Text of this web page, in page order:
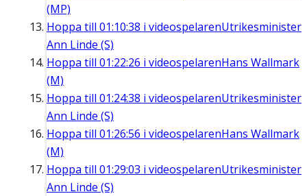
(MP)
Hoppa till 01:10:38 i videospelarenUtrikesminister
Ann Linde (S)
Hoppa till 01:22:26 i videospelarenHans Wallmark
(M)
Hoppa till 01:24:38 i videospelarenUtrikesminister
Ann Linde (S)
Hoppa till 01:26:56 i videospelarenHans Wallmark
(M)
Hoppa till 01:29:03 i videospelarenUtrikesminister
Ann Linde (S)